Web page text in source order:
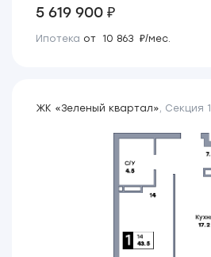
5 619 900 ₽
Ипотека от 10 863 ₽/мес.
ЖК «Зеленый квартал», Секция 1